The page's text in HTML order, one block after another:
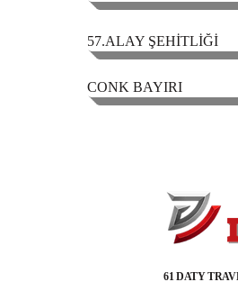
57.ALAY ŞEHİTLİĞİ
CONK BAYIRI
61 DATY